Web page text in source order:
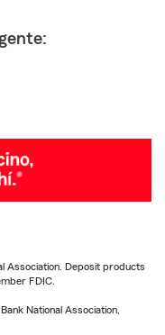
Association. Deposit products
FDIC.
National Association,